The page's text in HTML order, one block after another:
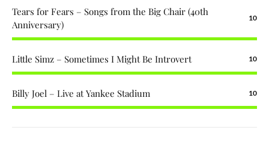
Tears for Fears – Songs from the Big Chair (40th
Anniversary)
10
Little Simz – Sometimes I Might Be Introvert 10
Billy Joel – Live at Yankee Stadium 10